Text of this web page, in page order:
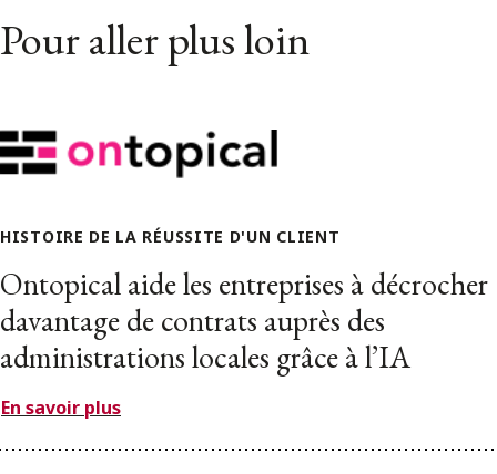
Pour aller plus loin
HISTOIRE DE LA RÉUSSITE D'UN CLIENT
Ontopical aide les entreprises à décrocher
davantage de contrats auprès des
administrations locales grâce à l’IA
En savoir plus